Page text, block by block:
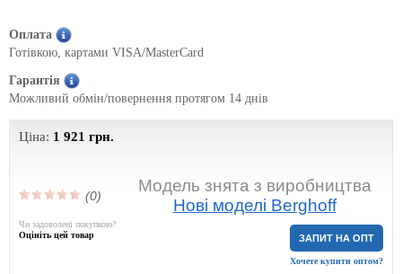
Оплата
Готівкою, картами VISA/MasterCard
Гарантія
Можливий обмін/повернення протягом 14 днів
Ціна: 1 921 грн.
(0)
Модель знята з виробництва
Нові моделі Berghoff
ЗАПИТ НА ОПТ
Хочете купити оптом?
Чи задоволені покупкою?
Оцініть цей товар